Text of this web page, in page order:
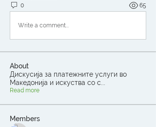
0
65
Write a comment...
About
Дискусија за платежните услуги во
Македонија и искуства со с...
Read more
Members